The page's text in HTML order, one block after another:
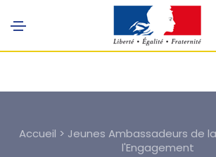
Accueil > Jeunes Ambassadeurs de
l'Engagement